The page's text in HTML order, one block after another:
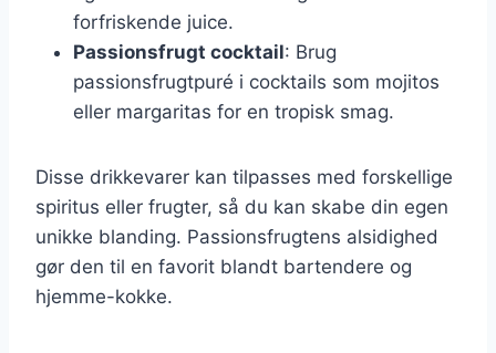
forfriskende juice.
Passionsfrugt cocktail: Brug
passionsfrugtpuré i cocktails som mojitos
eller margaritas for en tropisk smag.
Disse drikkevarer kan tilpasses med forskellige
spiritus eller frugter, så du kan skabe din egen
unikke blanding. Passionsfrugtens alsidighed
gør den til en favorit blandt bartendere og
hjemme-kokke.